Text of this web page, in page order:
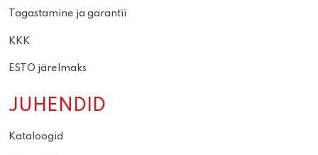
Tagastamine ja garantii
KKK
ESTO järelmaks
JUHENDID
Kataloogid